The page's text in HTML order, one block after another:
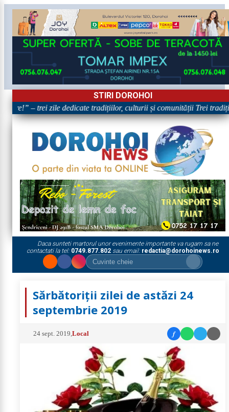
STIRI DOROHOI
– trei zile dedicate tradițiilor, culturii și comunității Trei
Daca sunteti martorul unor evenimente importante va rugam sa ne
contactati la tel: 0749.877.802sau email: redactia@dorohoinews.ro
Sărbătoriții zilei de astăzi 24
septembrie 2019
24 sept. 2019 ,Local f